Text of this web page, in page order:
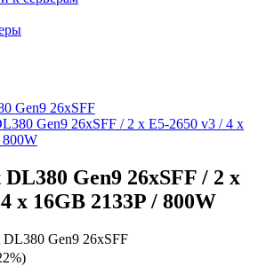
Gen9 26xSFF
Gen9 26xSFF / 2 x E5-2650 v3 / 4 x
800W
Gen9 26xSFF / 2 x
x 16GB 2133P / 800W
Gen9 26xSFF